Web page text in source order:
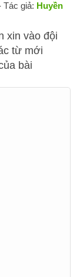
Tác giả: Huyền
xin vào đội
từ mới
bài